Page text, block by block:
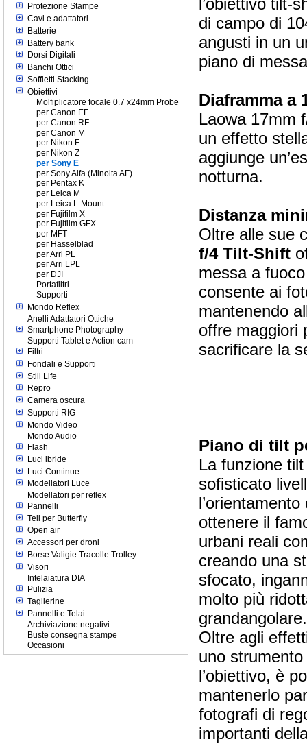
Protezione Stampe
Cavi e adattatori
Batterie
Battery bank
Dorsi Digitali
Banchi Ottici
Soffietti Stacking
Obiettivi
Molfiplicatore focale 0.7 x24mm Probe
per Canon EF
per Canon RF
per Canon M
per Nikon F
per Nikon Z
per Sony E
per Sony Alfa (Minolta AF)
per Pentax K
per Leica M
per Leica L-Mount
per Fujifilm X
per Fujifilm GFX
per MFT
per Hasselblad
per Arri PL
per Arri LPL
per DJI
Portafiltri
Supporti
Mondo Reflex
Anelli Adattatori Ottiche
Smartphone Photography
Supporti Tablet e Action cam
Filtri
Fondali e Supporti
Still Life
Repro
Camera oscura
Supporti RIG
Mondo Video
Mondo Audio
Flash
Luci ibride
Luci Continue
Modellatori Luce
Modellatori per reflex
Pannelli
Teli per Butterfly
Open air
Accessori per droni
Borse Valigie Tracolle Trolley
Visori
Intelaiatura DIA
Pulizia
Taglierine
Pannelli e Telai
Archiviazione negativi
Buste consegna stampe
Occasioni
l’obiettivo tilt-
di campo di
angusti in un
piano di
Diaframma a
Laowa 17mm
un effetto
aggiunge
notturna.
Distanza
Oltre alle sue
f/4 Tilt-Shift
messa a
consente ai
mantenendo
offre maggiori
sacrificare la
Piano di tilt
La funzione
sofisticato
ottenere il
urbani reali
creando una
sfocato,
molto più
grandangolare.
Oltre agli
uno
l’obiettivo, è
mantenerlo
fotografi di
importanti